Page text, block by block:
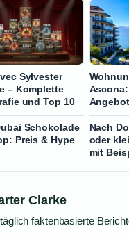
Sylvester
– Komplette
und Top 10
Schokolade
Preis & Hype
Nach
oder
mit
Clarke
faktenbasierte